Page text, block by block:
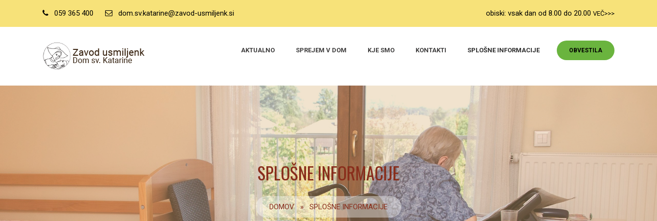
059 365 400 dom.sv.katarine@zavod-usmiljenk.si obiski: vsak dan od 8.00 do 20.00 VEČ>>>
AKTUALNO SPREJEM V DOM KJE SMO KONTAKTI SPLOŠNE INFORMACIJE OBVESTILA
SPLOŠNE INFORMACIJE
DOMOV » SPLOŠNE INFORMACIJE